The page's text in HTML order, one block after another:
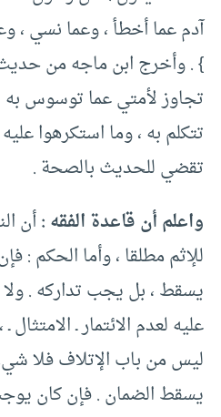
آدم عما أخطأ ، وعما نسي ،
} . وأخرج ابن ماجه من
تجاوز لأمتي عما توسوس به
تتكلم به ، وما استكرهوا
تقضي للحديث بالصحة .
واعلم أن قاعدة الفقه :أن
للإثم مطلقا ، وأما الحكم :
يسقط ، بل يجب تداركه .
عليه لعدم الائتمار ـ
ليس من باب الإتلاف فلا
يسقط الضمان . فإن كان